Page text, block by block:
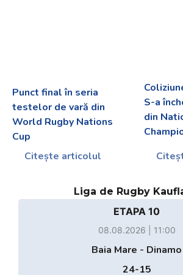
Punct final în seria
testelor de vară din
World Rugby Nations
Cup
Citește articolul
S-a
din
Liga de Rugby
ETAPA 10
08.08.2026 | 11:00
Baia Mare - Dinamo
24-15